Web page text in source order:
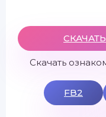
Скачать
FB2